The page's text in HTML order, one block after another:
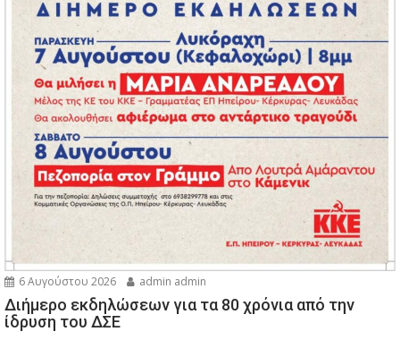
6 Αυγούστου 2026 admin admin
Διήμερο εκδηλώσεων για τα 80 χρόνια από την
ίδρυση του ΔΣΕ